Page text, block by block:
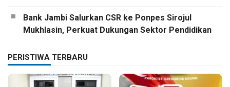
Bank Jambi Salurkan CSR ke Ponpes Sirojul
Mukhlasin, Perkuat Dukungan Sektor Pendidikan
PERISTIWA TERBARU